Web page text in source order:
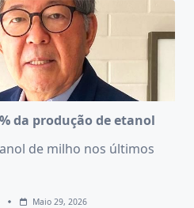
da produção de etanol
de milho nos últimos
Maio 29, 2026